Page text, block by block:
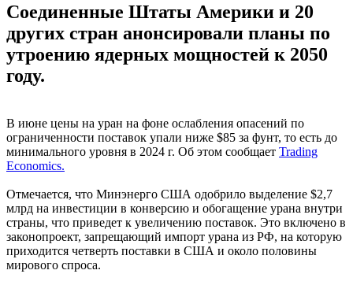
Соединенные Штаты Америки и 20
других стран анонсировали планы по
утроению ядерных мощностей к 2050
году.
В июне цены на уран на фоне ослабления опасений по
ограниченности поставок упали ниже $85 за фунт, то есть до
минимального уровня в 2024 г. Об этом сообщает Trading
Economics.
Отмечается, что Минэнерго США одобрило выделение $2,7
млрд на инвестиции в конверсию и обогащение урана внутри
страны, что приведет к увеличению поставок. Это включено в
законопроект, запрещающий импорт урана из РФ, на которую
приходится четверть поставки в США и около половины
мирового спроса.